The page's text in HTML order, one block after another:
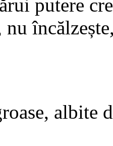
putere
nu
albite